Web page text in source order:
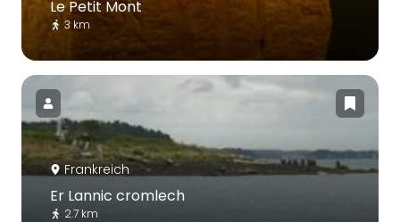
Le Petit Mont
3 km
Frankreich
Er Lannic cromlech
2.7 km